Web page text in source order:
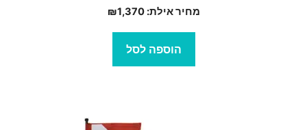
מחיר אילת:
₪1,370
הוספה לסל